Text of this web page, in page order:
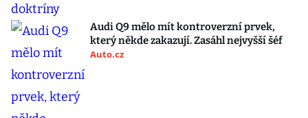
Audi Q9 mělo mít kontroverzní prvek,
který někde zakazují. Zasáhl nejvyšší šéf
Auto.cz